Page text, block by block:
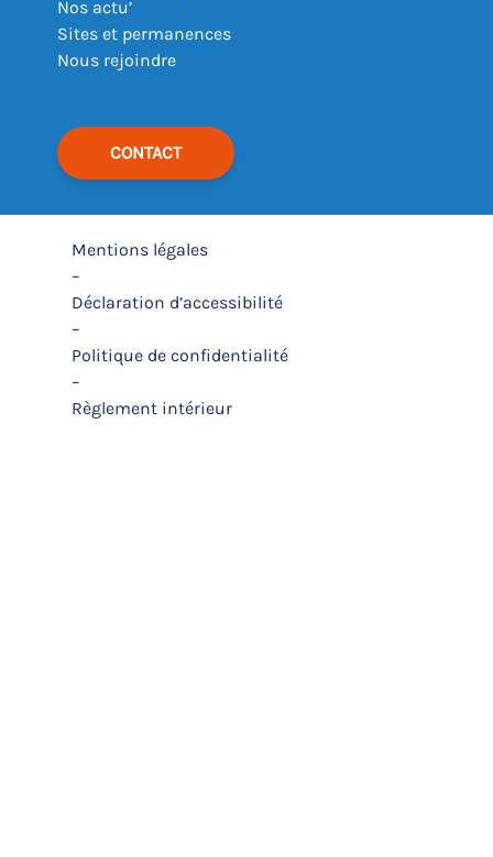
Nos actu’
Sites et permanences
Nous rejoindre
CONTACT
Mentions légales
–
Déclaration d’accessibilité
–
Politique de confidentialité
–
Règlement intérieur